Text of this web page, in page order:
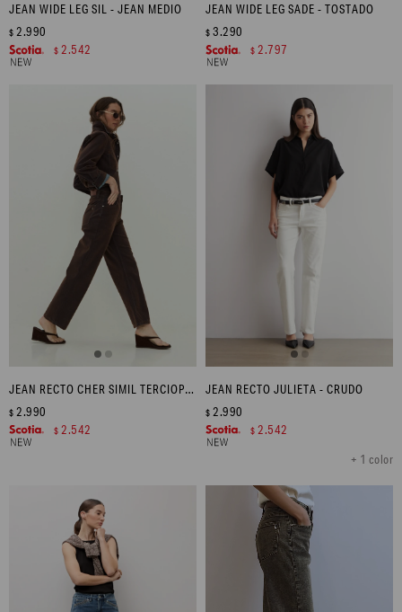
JEAN WIDE LEG SIL - JEAN MEDIO
$ 2.990
$ 2.542
JEAN WIDE LEG SADE - TOSTADO
$ 3.290
$ 2.797
JEAN RECTO CHER SIMIL TERCIOPELO - CHOCOLATE
$ 2.990
$ 2.542
JEAN RECTO JULIETA - CRUDO
+ 1 color
$ 2.990
$ 2.542